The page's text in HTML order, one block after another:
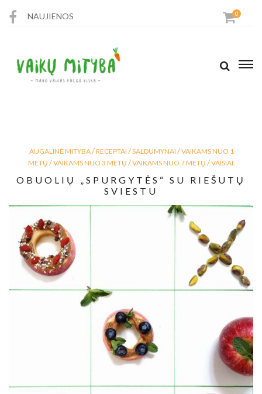
NAUJIENOS 0
KONTAKTAI
AUGALINĖ MITYBA/RECEPTAI /SALDUMYNAI /VAIKAMS NUO 1
METŲ /VAIKAMS NUO 3 METŲ /VAIKAMS NUO 7 METŲ /VAISIAI
OBUOLIŲ „SPURGYTĖS“ SU RIEŠUTŲ
SVIESTU